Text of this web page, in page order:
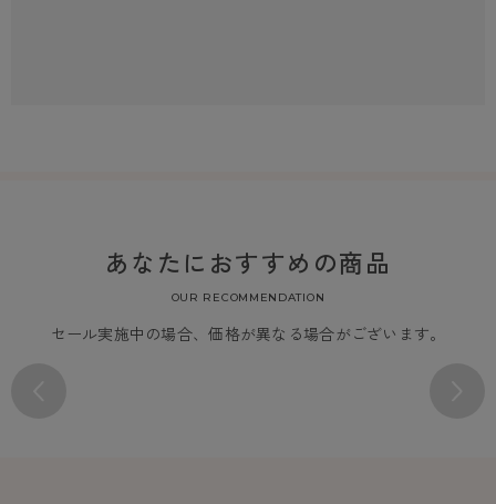
あなたにおすすめの商品
OUR RECOMMENDATION
セール実施中の場合、価格が異なる場合がございます。